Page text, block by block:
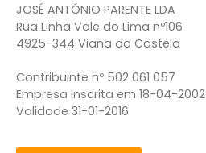
JOSÉ ANTÓNIO PARENTE LDA
Rua Linha Vale do Lima nº106
4925-344 Viana do Castelo
Contribuinte nº 502 061 057
Empresa inscrita em 18-04-2002
Validade 31-01-2016